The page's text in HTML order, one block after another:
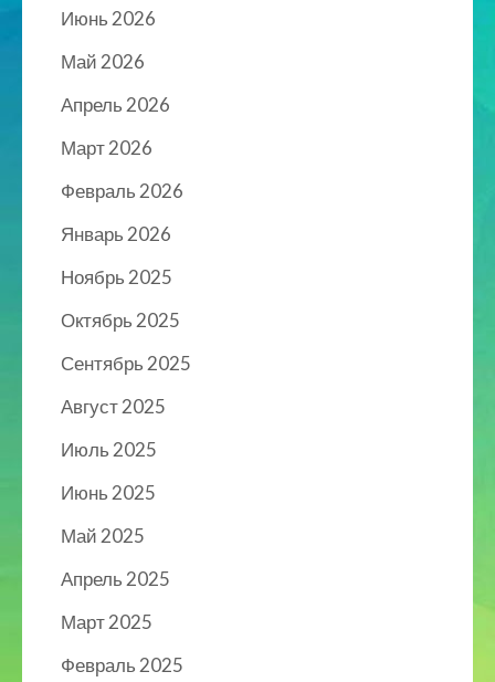
Июнь 2026
Май 2026
Апрель 2026
Март 2026
Февраль 2026
Январь 2026
Ноябрь 2025
Октябрь 2025
Сентябрь 2025
Август 2025
Июль 2025
Июнь 2025
Май 2025
Апрель 2025
Март 2025
Февраль 2025